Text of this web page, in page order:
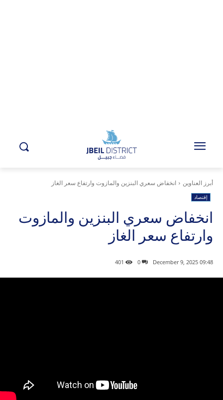
أبرز العناوين انخفاض سعري البنزين والمازوت وارتفاع سعر الغاز
إقتصاد
انخفاض سعري البنزين والمازوت
وارتفاع سعر الغاز
09:48 2025 ,December 9
0
401